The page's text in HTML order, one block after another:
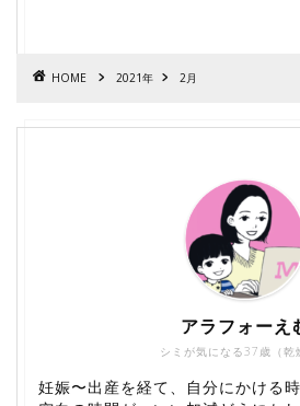
HOME 2021年 2月
シミが気になる37歳（乾
アラフォーえ
妊娠〜出産を経て、自分にかける